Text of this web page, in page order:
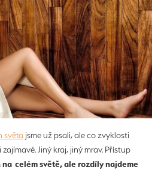
světa jsme už psali, ale co zvyklosti
Jiný kraj, jiný mrav. Přístup
na celém světě, ale rozdíly najdeme